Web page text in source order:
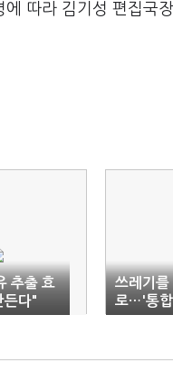
따라 김기성 편집국
추출 효
든다"
쓰레기를
로…'통합
사업' 지